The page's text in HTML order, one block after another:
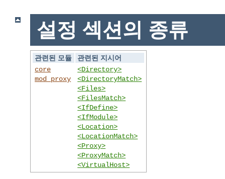
설정 섹션의 종류
관련된 모듈
관련된 지시어
core
mod_proxy
<Directory>
<DirectoryMatch>
<Files>
<FilesMatch>
<IfDefine>
<IfModule>
<Location>
<LocationMatch>
<Proxy>
<ProxyMatch>
<VirtualHost>